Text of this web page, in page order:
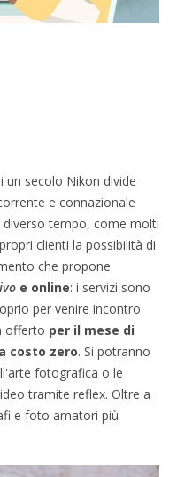
un secolo Nikon divide
e connazionale
diverso tempo, come molti
clienti la possibilità di
che propone
e online: i servizi sono
per venire incontro
offerto per il mese di
costo zero. Si potranno
fotografica o le
tramite reflex. Oltre a
e foto amatori più